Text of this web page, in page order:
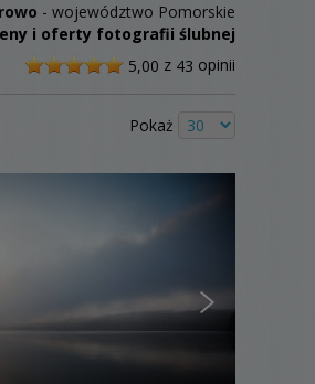
- województwo Pomorskie
i oferty fotografii ślubnej
5,00 /z 43 opinii
Pokaż